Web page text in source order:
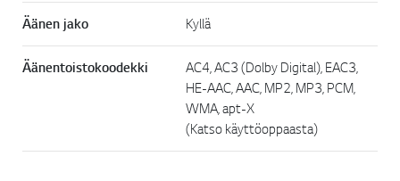
Äänen jako Kyllä
Äänentoistokoodekki
AC4, AC3 (Dolby Digital), EAC3,
HE-AAC, AAC, MP2, MP3, PCM,
WMA, apt-X
(Katso käyttöoppaasta)